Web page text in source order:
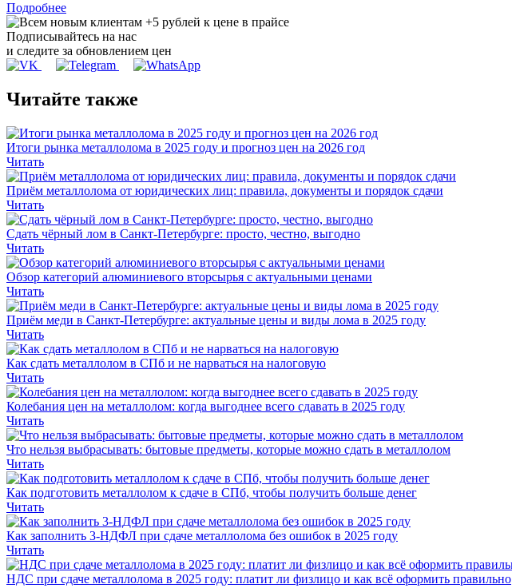
Подробнее
Подписывайтесь на нас
и следите за обновлением цен
Читайте также
Итоги рынка металлолома в 2025 году и прогноз цен на 2026 год
Читать
Приём металлолома от юридических лиц: правила, документы и порядок сдачи
Читать
Сдать чёрный лом в Санкт-Петербурге: просто, честно, выгодно
Читать
Обзор категорий алюминиевого вторсырья с актуальными ценами
Читать
Приём меди в Санкт-Петербурге: актуальные цены и виды лома в 2025 году
Читать
Как сдать металлолом в СПб и не нарваться на налоговую
Читать
Колебания цен на металлолом: когда выгоднее всего сдавать в 2025 году
Читать
Что нельзя выбрасывать: бытовые предметы, которые можно сдать в металлолом
Читать
Как подготовить металлолом к сдаче в СПб, чтобы получить больше денег
Читать
Как заполнить 3-НДФЛ при сдаче металлолома без ошибок в 2025 году
Читать
НДС при сдаче металлолома в 2025 году: платит ли физлицо и как всё оформить правильно